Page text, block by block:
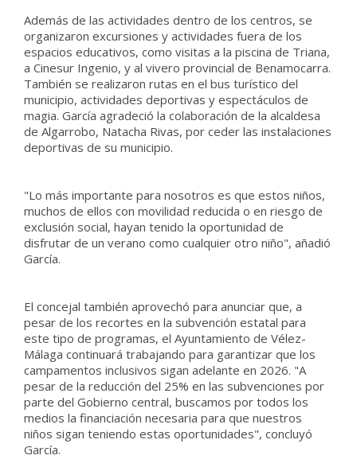
Además de las actividades dentro de los centros, se
organizaron excursiones y actividades fuera de los
espacios educativos, como visitas a la piscina de Triana,
a Cinesur Ingenio, y al vivero provincial de Benamocarra.
También se realizaron rutas en el bus turístico del
municipio, actividades deportivas y espectáculos de
magia. García agradeció la colaboración de la alcaldesa
de Algarrobo, Natacha Rivas, por ceder las instalaciones
deportivas de su municipio.
"Lo más importante para nosotros es que estos niños,
muchos de ellos con movilidad reducida o en riesgo de
exclusión social, hayan tenido la oportunidad de
disfrutar de un verano como cualquier otro niño", añadió
García.
El concejal también aprovechó para anunciar que, a
pesar de los recortes en la subvención estatal para
este tipo de programas, el Ayuntamiento de Vélez-
Málaga continuará trabajando para garantizar que los
campamentos inclusivos sigan adelante en 2026. "A
pesar de la reducción del 25% en las subvenciones por
parte del Gobierno central, buscamos por todos los
medios la financiación necesaria para que nuestros
niños sigan teniendo estas oportunidades", concluyó
García.